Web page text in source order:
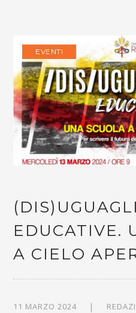
EVENTI
EDUCATIVE.
A CIELO
11 MARZO 2024